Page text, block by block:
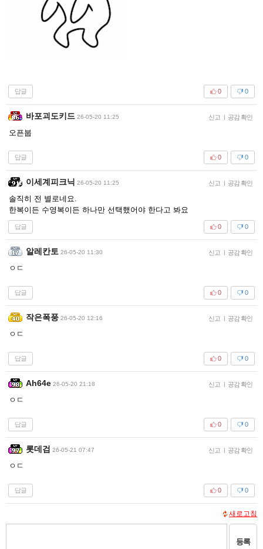
답글 0
0
바포괴도키드 26-05-20 11:25 신고 | 공감 확인
오픈붑
답글 0
0
이세계피크닉 26-05-20 11:25 신고 | 공감 확인
솔직히 전 별로네요.
한복이든 수영복이든 하나만 선택했어야 한다고 봐요
답글 0
0
알레칸토 26-05-20 11:30 신고 | 공감 확인
ㅇㄷ
답글 0
0
작은폭풍 26-05-20 12:16 신고 | 공감 확인
ㅇㄷ
답글 0
0
Ah64e 26-05-20 21:18 신고 | 공감 확인
ㅇㄷ
답글 0
0
롯데검 26-05-21 07:47 신고 | 공감 확인
ㅇㄷ
답글 0
0
새로고침
등록